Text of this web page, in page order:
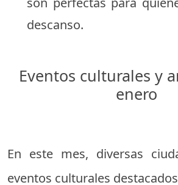
descanso.
Eventos culturales y
enero
En este mes, diversas
eventos culturales